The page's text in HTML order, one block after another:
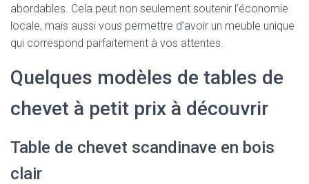
abordables. Cela peut non seulement soutenir l’économie
locale, mais aussi vous permettre d’avoir un meuble unique
qui correspond parfaitement à vos attentes.
Quelques modèles de tables de
chevet à petit prix à découvrir
Table de chevet scandinave en bois
clair